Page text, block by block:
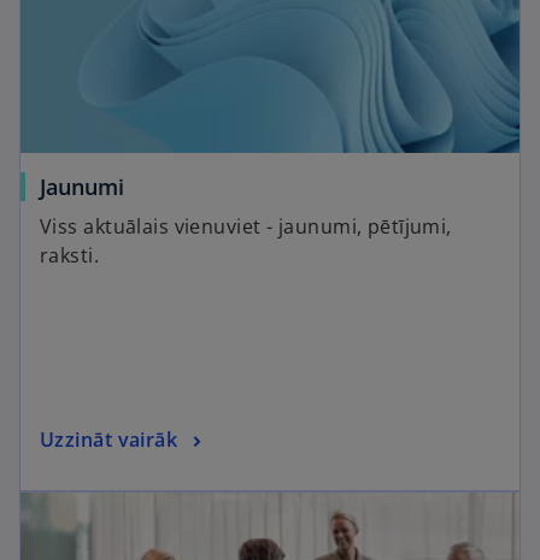
Jaunumi
Viss aktuālais vienuviet - jaunumi, pētījumi,
raksti.
Uzzināt vairāk